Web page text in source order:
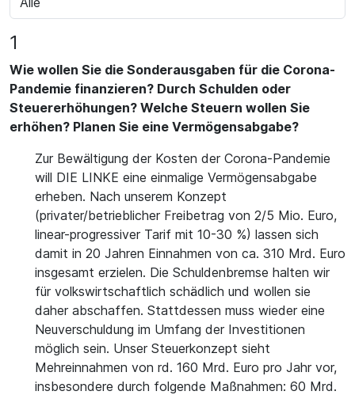
1
Wie wollen Sie die Sonderausgaben für die Corona-
Pandemie finanzieren? Durch Schulden oder
Steuererhöhungen? Welche Steuern wollen Sie
erhöhen? Planen Sie eine Vermögensabgabe?
Zur Bewältigung der Kosten der Corona-Pandemie
will DIE LINKE eine einmalige Vermögensabgabe
erheben. Nach unserem Konzept
(privater/betrieblicher Freibetrag von 2/5 Mio. Euro,
linear-progressiver Tarif mit 10-30 %) lassen sich
damit in 20 Jahren Einnahmen von ca. 310 Mrd. Euro
insgesamt erzielen. Die Schuldenbremse halten wir
für volkswirtschaftlich schädlich und wollen sie
daher abschaffen. Stattdessen muss wieder eine
Neuverschuldung im Umfang der Investitionen
möglich sein. Unser Steuerkonzept sieht
Mehreinnahmen von rd. 160 Mrd. Euro pro Jahr vor,
insbesondere durch folgende Maßnahmen: 60 Mrd.